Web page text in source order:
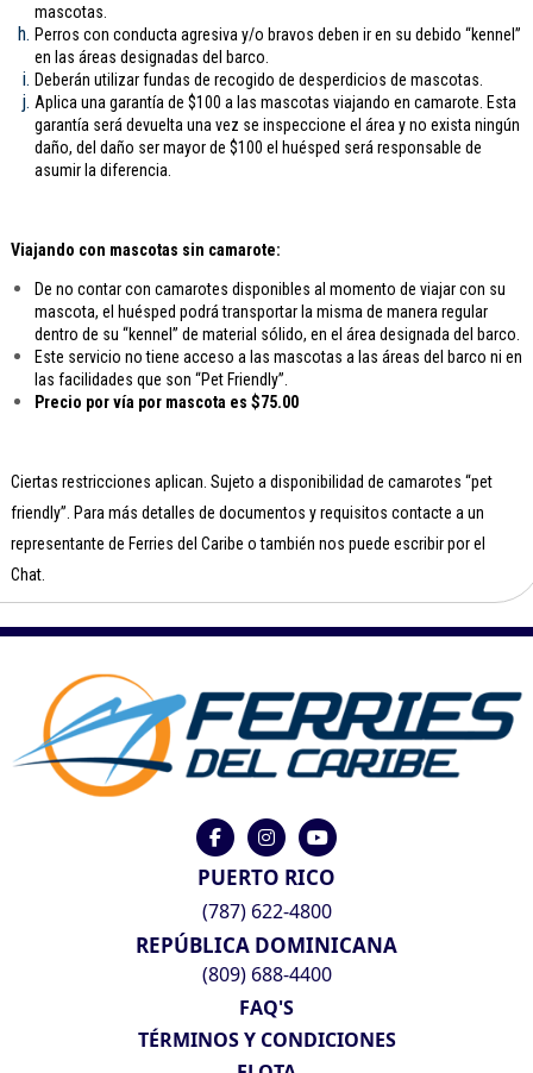
mascotas.
Perros con conducta agresiva y/o bravos deben ir en su debido “kennel”
en las áreas designadas del barco.
Deberán utilizar fundas de recogido de desperdicios de mascotas.
Aplica una garantía de $100 a las mascotas viajando en camarote. Esta
garantía será devuelta una vez se inspeccione el área y no exista ningún
daño, del daño ser mayor de $100 el huésped será responsable de
asumir la diferencia.
Viajando con mascotas sin camarote:
De no contar con camarotes disponibles al momento de viajar con su
mascota, el huésped podrá transportar la misma de manera regular
dentro de su “kennel” de material sólido, en el área designada del barco.
Este servicio no tiene acceso a las mascotas a las áreas del barco ni en
las facilidades que son “Pet Friendly”.
Precio por vía por mascota es $75.00
Ciertas restricciones aplican. Sujeto a disponibilidad de camarotes “pet
friendly”. Para más detalles de documentos y requisitos contacte a un
representante de Ferries del Caribe o también nos puede escribir por el
Chat.
PUERTO RICO
(787) 622-4800
REPÚBLICA DOMINICANA
(809) 688-4400
FAQ'S
TÉRMINOS Y CONDICIONES